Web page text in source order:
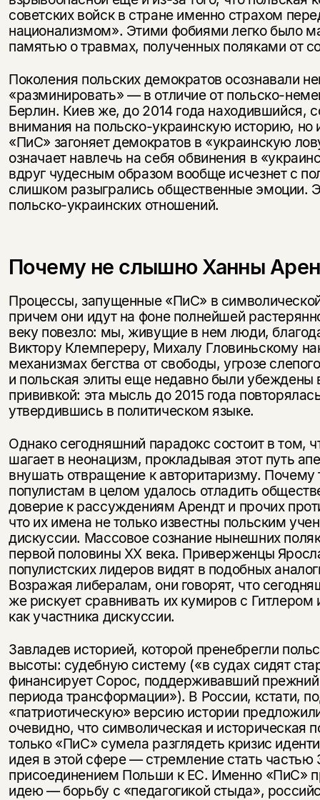
советских войск в стране именно страхом
национализмом». Этими фобиями легко было
памятью о травмах, полученных поляками от
Поколения польских демократов осознавали
«разминировать» — в отличие от польско-
Берлин. Киев же, до 2014 года находившийся,
внимания на польско-украинскую историю, но
«ПиС» загоняет демократов в «украинскую
означает навлечь на себя обвинения в
вдруг чудесным образом вообще исчезнет с
слишком разыгрались общественные эмоции.
польско-украинских отношений.
Почему не слышно Ханны
Процессы, запущенные «ПиС» в
причем они идут на фоне полнейшей
веку повезло: мы, живущие в нем люди,
Виктору Клемпереру, Михалу Гловиньскому
механизмах бегства от свободы, угрозе
и польская элиты еще недавно были
прививкой: эта мысль до 2015 года
утвердившись в политическом языке.
Однако сегодняшний парадокс состоит в
шагает в неонацизм, прокладывая этот путь
внушать отвращение к авторитаризму.
популистам в целом удалось отладить
доверие к рассуждениям Арендт и прочих
что их имена не только известны польским
дискуссии. Массовое сознание нынешних
первой половины ХХ века. Приверженцы
популистских лидеров видят в подобных
Возражая либералам, они говорят, что
же рискует сравнивать их кумиров с
как участника дискуссии.
Завладев историей, которой пренебрегли
высоты: судебную систему («в судах сидят
финансирует Сорос, поддерживавший
периода трансформации»). В России, кстати,
«патриотическую» версию истории
очевидно, что символическая и историческая
только «ПиС» сумела разглядеть кризис
идея в этой сфере — стремление стать
присоединением Польши к ЕС. Именно «ПиС»
идею — борьбу с «педагогикой стыда»,